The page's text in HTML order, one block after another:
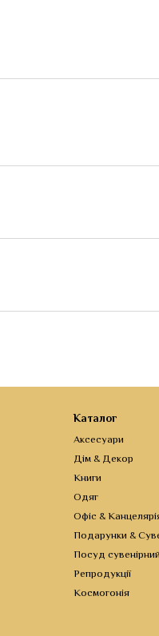
Каталог
Аксесуари
Дім & Декор
Книги
Одяг
Офіс &
Подарунки &
Посуд сувенірний
Репродукції
Космогонія